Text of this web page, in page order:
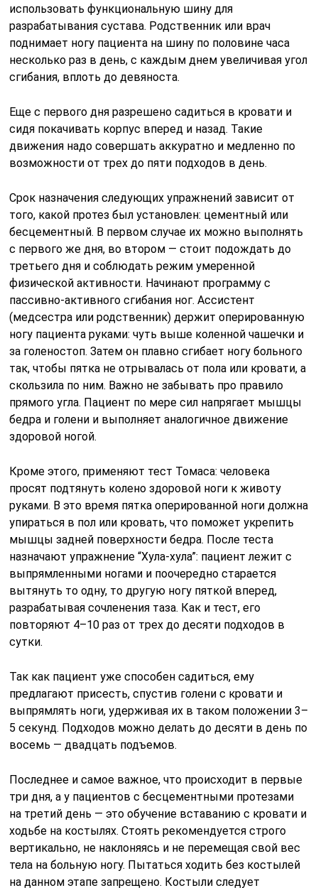
использовать функциональную шину для
разрабатывания сустава. Родственник или врач
поднимает ногу пациента на шину по половине часа
несколько раз в день, с каждым днем увеличивая угол
сгибания, вплоть до девяноста.
Еще с первого дня разрешено садиться в кровати и
сидя покачивать корпус вперед и назад. Такие
движения надо совершать аккуратно и медленно по
возможности от трех до пяти подходов в день.
Срок назначения следующих упражнений зависит от
того, какой протез был установлен: цементный или
бесцементный. В первом случае их можно выполнять
с первого же дня, во втором — стоит подождать до
третьего дня и соблюдать режим умеренной
физической активности. Начинают программу с
пассивно-активного сгибания ног. Ассистент
(медсестра или родственник) держит оперированную
ногу пациента руками: чуть выше коленной чашечки и
за голеностоп. Затем он плавно сгибает ногу больного
так, чтобы пятка не отрывалась от пола или кровати, а
скользила по ним. Важно не забывать про правило
прямого угла. Пациент по мере сил напрягает мышцы
бедра и голени и выполняет аналогичное движение
здоровой ногой.
Кроме этого, применяют тест Томаса: человека
просят подтянуть колено здоровой ноги к животу
руками. В это время пятка оперированной ноги должна
упираться в пол или кровать, что поможет укрепить
мышцы задней поверхности бедра. После теста
назначают упражнение “Хула-хула”: пациент лежит с
выпрямленными ногами и поочередно старается
вытянуть то одну, то другую ногу пяткой вперед,
разрабатывая сочленения таза. Как и тест, его
повторяют 4–10 раз от трех до десяти подходов в
сутки.
Так как пациент уже способен садиться, ему
предлагают присесть, спустив голени с кровати и
выпрямлять ноги, удерживая их в таком положении 3–
5 секунд. Подходов можно делать до десяти в день по
восемь — двадцать подъемов.
Последнее и самое важное, что происходит в первые
три дня, а у пациентов с бесцементными протезами
на третий день — это обучение вставанию с кровати и
ходьбе на костылях. Стоять рекомендуется строго
вертикально, не наклоняясь и не перемещая свой вес
тела на больную ногу. Пытаться ходить без костылей
на данном этапе запрещено. Костыли следует